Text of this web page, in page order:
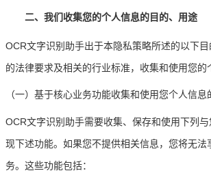
二、我们收集您的个人信息的目的、用途
OCR文字识别助手出于本隐私策略所述的以下
的法律要求及相关的行业标准，收集和使用您的
（一）基于核心业务功能收集和使用您个人信息
OCR文字识别助手需要收集、保存和使用下列
现下述功能。如果您不提供相关信息，您将无法
务。这些功能包括：